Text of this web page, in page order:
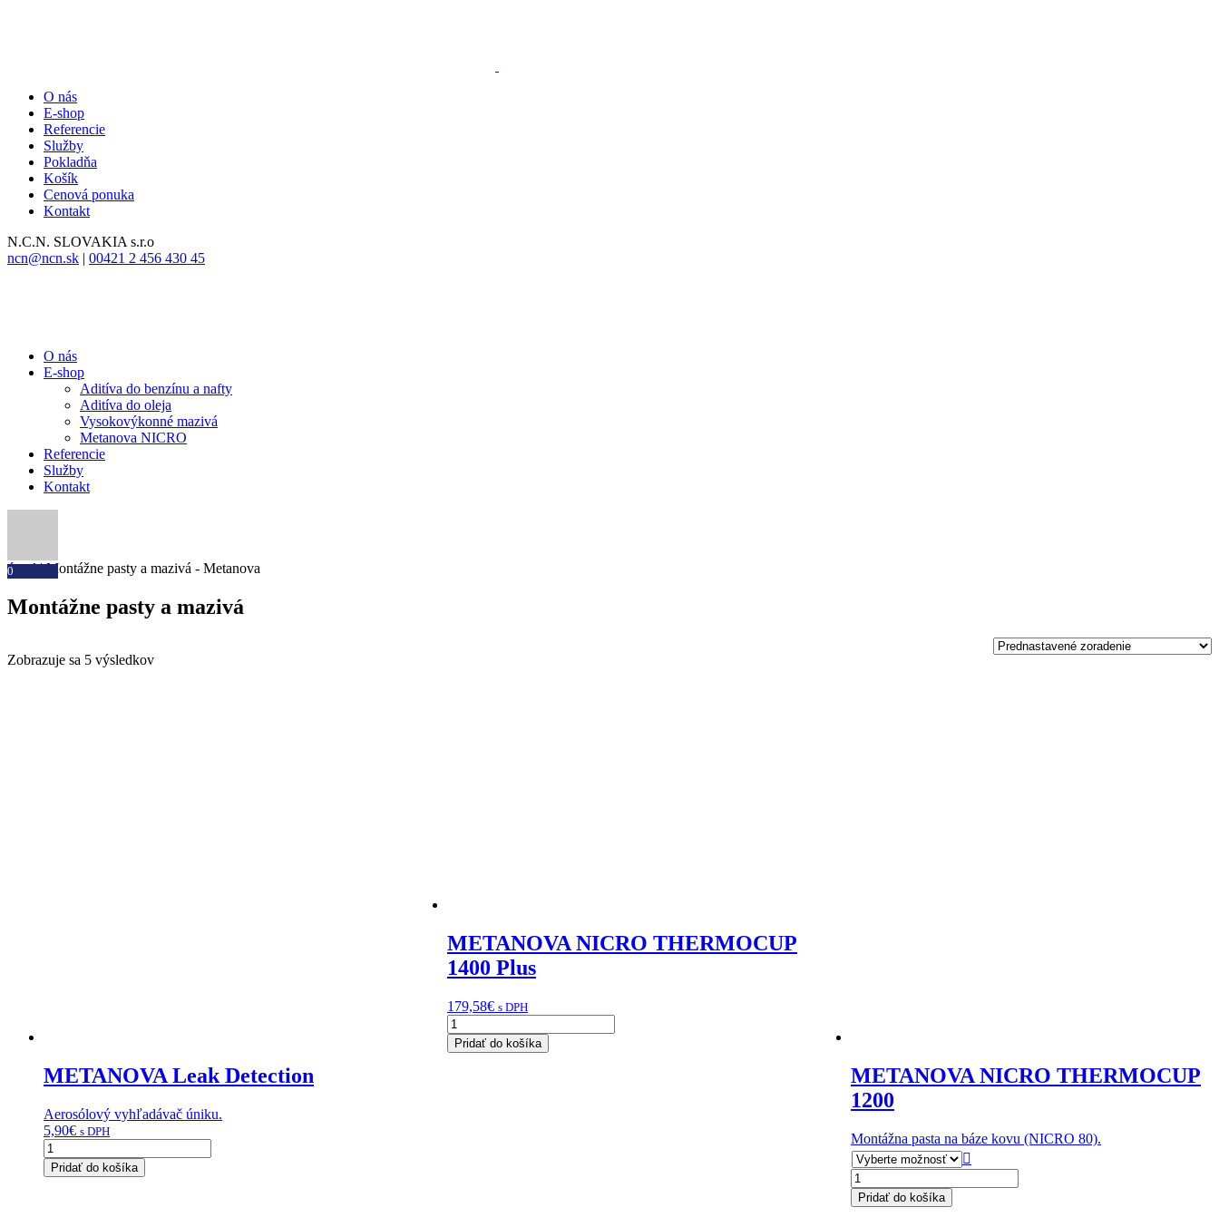
O nás
E-shop
Referencie
Služby
Pokladňa
Košík
Cenová ponuka
Kontakt
N.C.N. SLOVAKIA s.r.o
ncn@ncn.sk | 00421 2 456 430 45
O nás
E-shop
Aditíva do benzínu a nafty
Aditíva do oleja
Vysokovýkonné mazivá
Metanova NICRO
Referencie
Služby
Kontakt
0
úvod | Montážne pasty a mazivá - Metanova
Montážne pasty a mazivá
Zobrazuje sa 5 výsledkov
METANOVA Leak Detection
Aerosólový vyhľadávač úniku.
5,90€ s DPH
množstvo
METANOVA
Leak
Pridať do košíka
METANOVA NICRO THERMOCUP
1400 Plus
179,58€ s DPH
množstvo
METANOVA
NICRO
Pridať do košíka
METANOVA NICRO THERMOCUP
1200
Montážna pasta na báze kovu (NICRO 80).

množstvo
METANOVA
NICRO
Pridať do košíka